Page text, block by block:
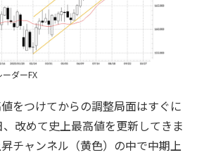
ダーFX
をつけてからの調整局面はすぐに
改めて史上最高値を更新してきま
チャンネル（黄色）の中で中期上